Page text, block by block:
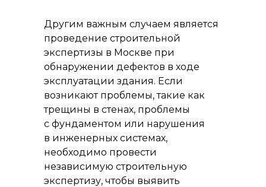
Другим важным случаем является
проведение строительной
экспертизы в Москве при
обнаружении дефектов в ходе
эксплуатации здания. Если
возникают проблемы, такие как
трещины в стенах, проблемы
с фундаментом или нарушения
в инженерных системах,
необходимо провести
независимую строительную
экспертизу, чтобы выявить